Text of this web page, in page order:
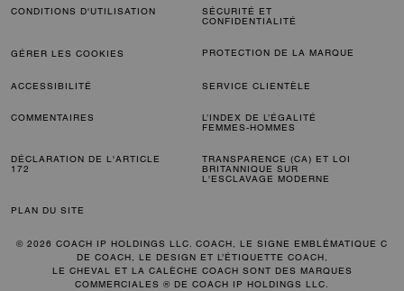
CONDITIONS D'UTILISATION
SÉCURITÉ ET
CONFIDENTIALITÉ
GÉRER LES COOKIES PROTECTION DE LA MARQUE
ACCESSIBILITÉ SERVICE CLIENTÈLE
COMMENTAIRES
L’INDEX DE L’ÉGALITÉ
FEMMES-HOMMES
DÉCLARATION DE L'ARTICLE
172
TRANSPARENCE (CA) ET LOI
BRITANNIQUE SUR
L'ESCLAVAGE MODERNE
PLAN DU SITE
© 2026 COACH IP HOLDINGS LLC. COACH, LE SIGNE EMBLÉMATIQUE C
DE COACH, LE DESIGN ET L’ÉTIQUETTE COACH,
LE CHEVAL ET LA CALÈCHE COACH SONT DES MARQUES
COMMERCIALES ® DE COACH IP HOLDINGS LLC.